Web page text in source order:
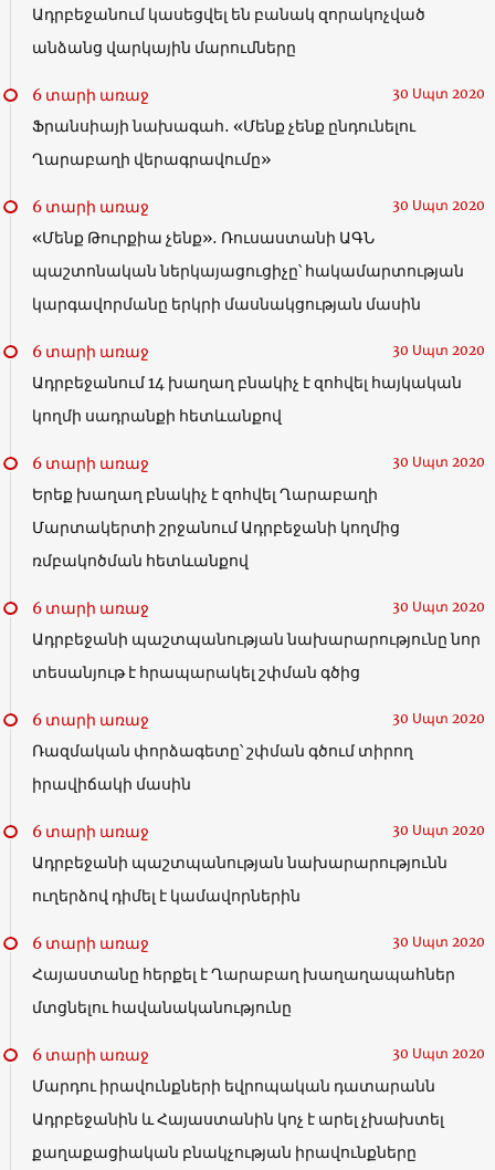
Ադրբեջանում կասեցվել են բանակ զորակոչված
անձանց վարկային մարումները
6 տարի առաջ 30 Սպտ 2020
Ֆրանսիայի նախագահ․ «Մենք չենք ընդունելու
Ղարաբաղի վերագրավումը»
6 տարի առաջ 30 Սպտ 2020
«Մենք Թուրքիա չենք»․ Ռուսաստանի ԱԳՆ
պաշտոնական ներկայացուցիչը՝ հակամարտության
կարգավորմանը երկրի մասնակցության մասին
6 տարի առաջ 30 Սպտ 2020
Ադրբեջանում 14 խաղաղ բնակիչ է զոհվել հայկական
կողմի սադրանքի հետևանքով
6 տարի առաջ 30 Սպտ 2020
Երեք խաղաղ բնակիչ է զոհվել Ղարաբաղի
Մարտակերտի շրջանում Ադրբեջանի կողմից
ռմբակոծման հետևանքով
6 տարի առաջ 30 Սպտ 2020
Ադրբեջանի պաշտպանության նախարարությունը նոր
տեսանյութ է հրապարակել շփման գծից
6 տարի առաջ 30 Սպտ 2020
Ռազմական փորձագետը՝ շփման գծում տիրող
իրավիճակի մասին
6 տարի առաջ 30 Սպտ 2020
Ադրբեջանի պաշտպանության նախարարությունն
ուղերձով դիմել է կամավորներին
6 տարի առաջ 30 Սպտ 2020
Հայաստանը հերքել է Ղարաբաղ խաղաղապահներ
մտցնելու հավանականությունը
6 տարի առաջ 30 Սպտ 2020
Մարդու իրավունքների եվրոպական դատարանն
Ադրբեջանին և Հայաստանին կոչ է արել չխախտել
քաղաքացիական բնակչության իրավունքները